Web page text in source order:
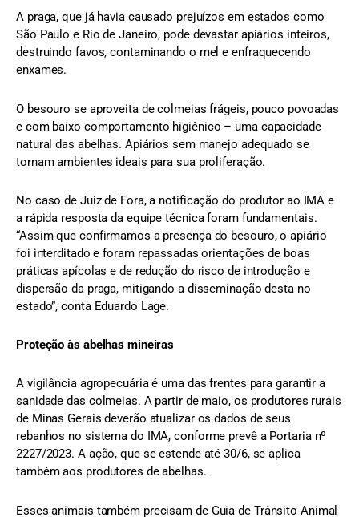
A praga, que já havia causado prejuízos em estados como
São Paulo e Rio de Janeiro, pode devastar apiários inteiros,
destruindo favos, contaminando o mel e enfraquecendo
enxames.
O besouro se aproveita de colmeias frágeis, pouco povoadas
e com baixo comportamento higiênico – uma capacidade
natural das abelhas. Apiários sem manejo adequado se
tornam ambientes ideais para sua proliferação.
No caso de Juiz de Fora, a notificação do produtor ao IMA e
a rápida resposta da equipe técnica foram fundamentais.
“Assim que confirmamos a presença do besouro, o apiário
foi interditado e foram repassadas orientações de boas
práticas apícolas e de redução do risco de introdução e
dispersão da praga, mitigando a disseminação desta no
estado”, conta Eduardo Lage.
Proteção às abelhas mineiras
A vigilância agropecuária é uma das frentes para garantir a
sanidade das colmeias. A partir de maio, os produtores rurais
de Minas Gerais deverão atualizar os dados de seus
rebanhos no sistema do IMA, conforme prevê a Portaria nº
2227/2023. A ação, que se estende até 30/6, se aplica
também aos produtores de abelhas.
Esses animais também precisam de Guia de Trânsito Animal